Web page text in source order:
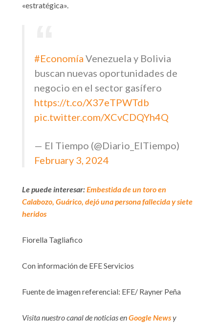
«estratégica».
#Economía Venezuela y Bolivia
buscan nuevas oportunidades de
negocio en el sector gasífero
https://t.co/X37eTPWTdb
pic.twitter.com/XCvCDQYh4Q
— El Tiempo (@Diario_ElTiempo)
February 3, 2024
Le puede interesar:Embestida de un toro en
Calabozo, Guárico, dejó una persona fallecida y siete
heridos
Fiorella Tagliafico
Con información de EFE Servicios
Fuente de imagen referencial: EFE/ Rayner Peña
Visita nuestro canal de noticias enGoogle Newsy